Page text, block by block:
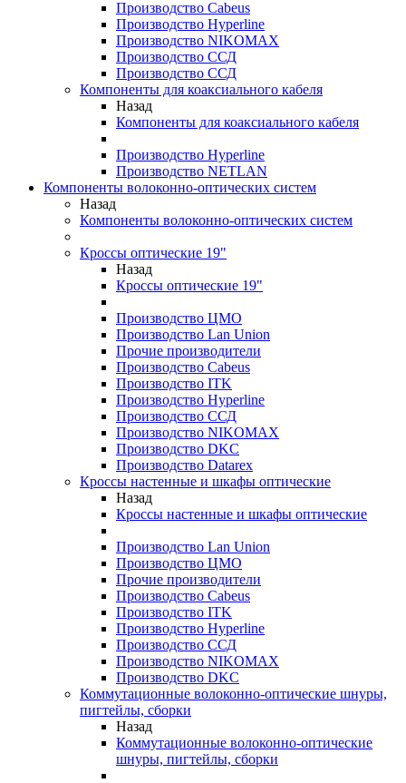
Производство Cabeus
Производство Hyperline
Производство NIKOMAX
Производство ССД
Производство ССД
Компоненты для коаксиального кабеля
Назад
Компоненты для коаксиального кабеля
Производство Hyperline
Производство NETLAN
Компоненты волоконно-оптических систем
Назад
Компоненты волоконно-оптических систем
Кроссы оптические 19"
Назад
Кроссы оптические 19"
Производство ЦМО
Производство Lan Union
Прочие производители
Производство Cabeus
Производство ITK
Производство Hyperline
Производство ССД
Производство NIKOMAX
Производство DKC
Производство Datarex
Кроссы настенные и шкафы оптические
Назад
Кроссы настенные и шкафы оптические
Производство Lan Union
Производство ЦМО
Прочие производители
Производство Cabeus
Производство ITK
Производство Hyperline
Производство ССД
Производство NIKOMAX
Производство DKC
Коммутационные волоконно-оптические шнуры,
пигтейлы, сборки
Назад
Коммутационные волоконно-оптические
шнуры, пигтейлы, сборки